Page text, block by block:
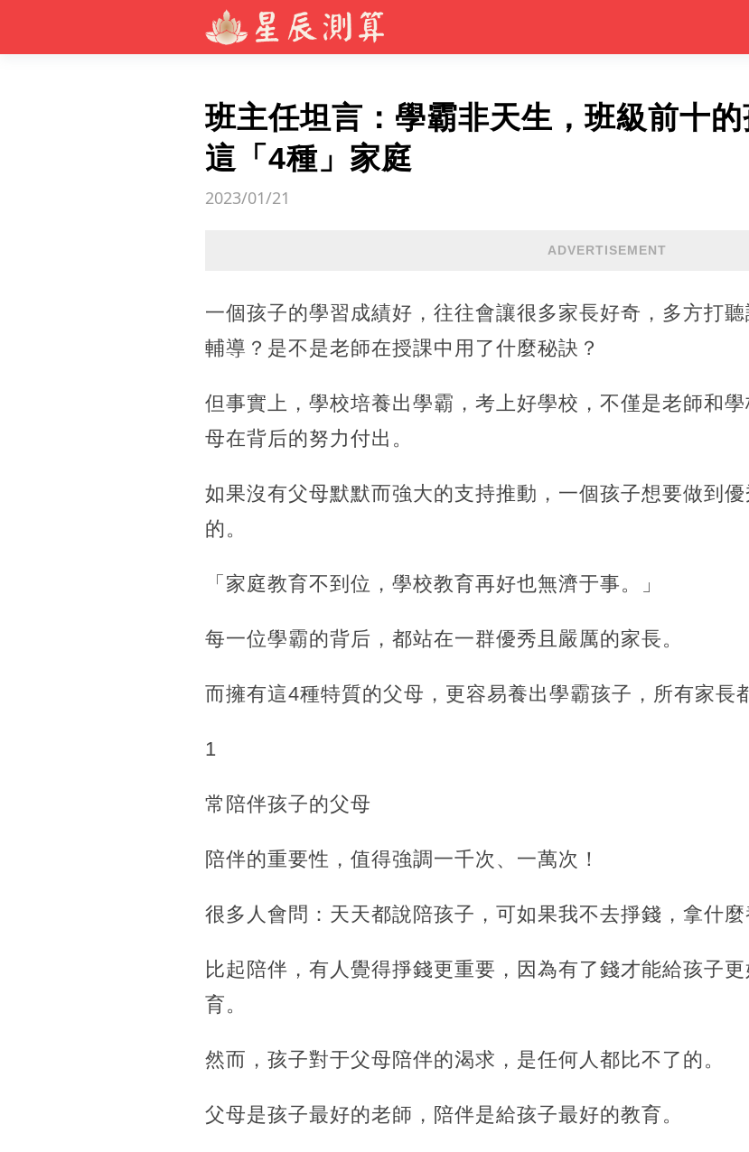
班主任坦言：學霸非天生，班級前十
這「4種」家庭
2023/01/21
ADVERTISEMENT
一個孩子的學習成績好，往往會讓很多家長好奇，多方打
輔導？是不是老師在授課中用了什麼秘訣？
但事實上，學校培養出學霸，考上好學校，不僅是老師和
母在背后的努力付出。
如果沒有父母默默而強大的支持推動，一個孩子想要做到
的。
「家庭教育不到位，學校教育再好也無濟于事。」
每一位學霸的背后，都站在一群優秀且嚴厲的家長。
而擁有這4種特質的父母，更容易養出學霸孩子，所有家長
1
常陪伴孩子的父母
陪伴的重要性，值得強調一千次、一萬次！
很多人會問：天天都說陪孩子，可如果我不去掙錢，拿什麼
比起陪伴，有人覺得掙錢更重要，因為有了錢才能給孩子
育。
然而，孩子對于父母陪伴的渴求，是任何人都比不了的。
父母是孩子最好的老師，陪伴是給孩子最好的教育。